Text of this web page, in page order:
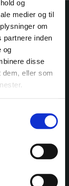
og
medier og til
om
partnere inden
og
disse
dem, eller som